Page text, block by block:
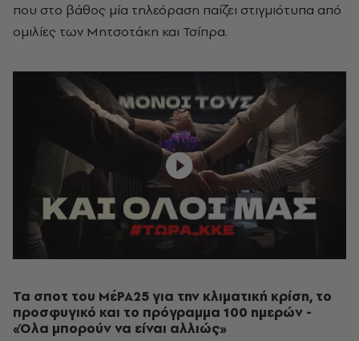
που στο βάθος μία τηλεόραση παίζει στιγμιότυπα από
ομιλίες των Μητσοτάκη και Τσίπρα.
Τα σποτ του ΜέΡΑ25 για την κλιματική κρίση, το
προσφυγικό και το πρόγραμμα 100 ημερών -
«Όλα μπορούν να είναι αλλιώς»